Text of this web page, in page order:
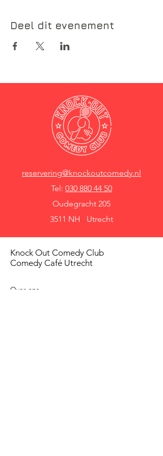
Deel dit evenement
reservering@knockoutcomedy.nl
Tel: 030 880 44 50
Oudegracht 205
3511 NH Utrecht
Knock Out Comedy Club
Comedy Café Utrecht
Over ons